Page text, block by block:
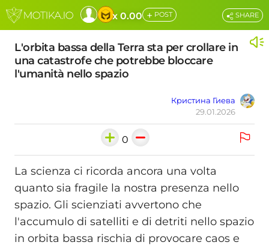
x 0.00 + POST
L'orbita bassa della Terra sta per crollare in
una catastrofe che potrebbe bloccare
l'umanità nello spazio
Кристина Гиева
29.01.2026
SHARE
0
La scienza ci ricorda ancora una volta
quanto sia fragile la nostra presenza nello
spazio. Gli scienziati avvertono che
l'accumulo di satelliti e di detriti nello spazio
in orbita bassa rischia di provocare caos e